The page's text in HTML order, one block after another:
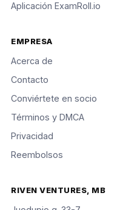
Aplicación ExamRoll.io
EMPRESA
Acerca de
Contacto
Conviértete en socio
Términos y DMCA
Privacidad
Reembolsos
RIVEN VENTURES, MB